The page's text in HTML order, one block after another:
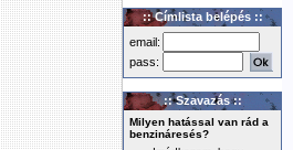
:: Címlista belépés ::
email:
pass:
:: Szavazás ::
Milyen hatással van rád a
benzináresés?